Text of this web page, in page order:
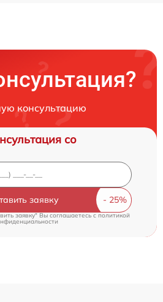
консультацию
со
заявку
заявку" Вы соглашаетесь cполитикой